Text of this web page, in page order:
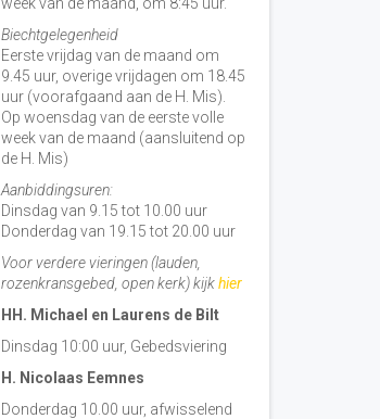
Biechtgelegenheid
Eerste vrijdag van de maand om
9.45 uur, overige vrijdagen om 18.45
uur (voorafgaand aan de H. Mis).
Op woensdag van de eerste volle
week van de maand (aansluitend op
de H. Mis)
Aanbiddingsuren:
Dinsdag van 9.15 tot 10.00 uur
Donderdag van 19.15 tot 20.00 uur
Voor verdere vieringen (lauden,
rozenkransgebed, open kerk) kijkhier
HH. Michael en Laurens de Bilt
Dinsdag 10:00 uur, Gebedsviering
H. Nicolaas Eemnes
Donderdag 10.00 uur, afwisselend